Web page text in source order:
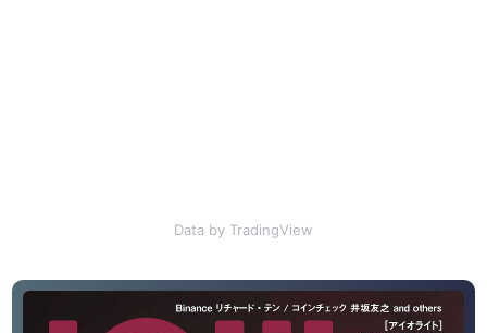
Data by TradingView